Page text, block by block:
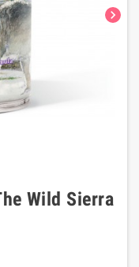
chevron_right
Wild Sierra